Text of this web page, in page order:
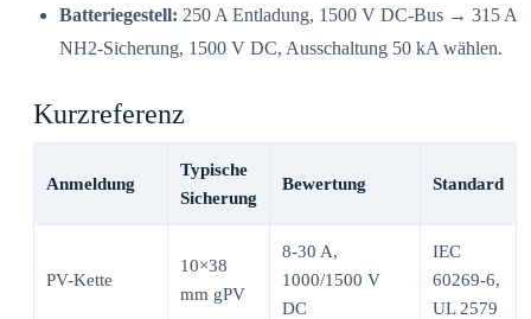
Batteriegestell: 250 A Entladung, 1500 V DC-Bus → 315 A
NH2-Sicherung, 1500 V DC, Ausschaltung 50 kA wählen.
Kurzreferenz
Anmeldung
Typische
Sicherung
Bewertung Standard
PV-Kette
10×38
mm gPV
8-30 A,
1000/1500 V
DC
IEC
60269-6,
UL 2579